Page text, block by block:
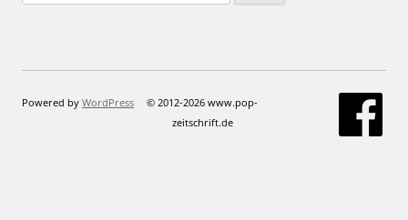
nach:
Powered by WordPress
© 2012-2026 www.pop-
zeitschrift.de